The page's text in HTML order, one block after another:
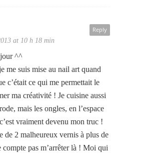
Reply
at 10 h 18 min
^^
me suis mise au nail art quand
c’était ce qui me permettait le
ma créativité ! Je cuisine aussi
mais les ongles, en l’espace
vraiment devenu mon truc !
de 2 malheureux vernis à plus de
compte pas m’arrêter là ! Moi qui